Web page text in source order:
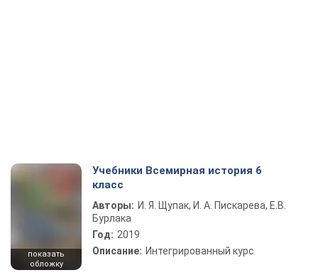
показать
обложку
Учебники Всемирная история 6
класс
Авторы: И. Я. Щупак, И. А. Пискарева, Е.В.
Бурлака
Год: 2019
Описание: Интегрированный курс